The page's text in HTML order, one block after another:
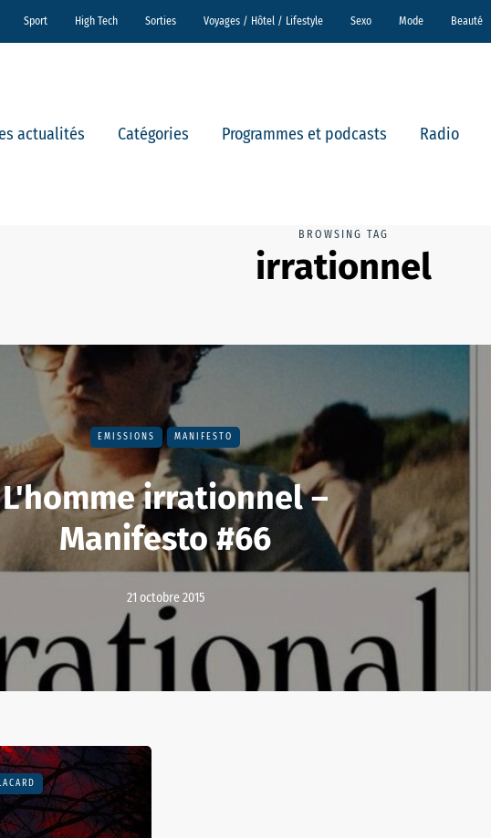
Sport High Tech Sorties Voyages / Hôtel / Lifestyle Sexo Mode Beauté
actualités Catégories Programmes et podcasts Radio
BROWSING TAG
irrationnel
EMISSIONS MANIFESTO
L'homme irrationnel –
Manifesto #66
21 octobre 2015